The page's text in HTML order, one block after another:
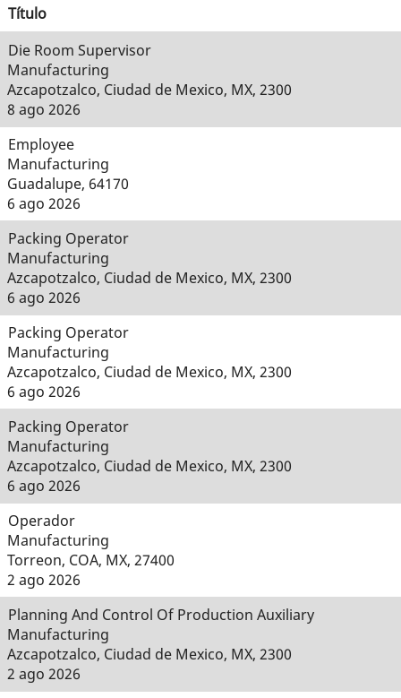
Título
Die Room Supervisor
Manufacturing
Azcapotzalco, Ciudad de Mexico, MX, 2300
8 ago 2026
Employee
Manufacturing
Guadalupe, 64170
6 ago 2026
Packing Operator
Manufacturing
Azcapotzalco, Ciudad de Mexico, MX, 2300
6 ago 2026
Packing Operator
Manufacturing
Azcapotzalco, Ciudad de Mexico, MX, 2300
6 ago 2026
Packing Operator
Manufacturing
Azcapotzalco, Ciudad de Mexico, MX, 2300
6 ago 2026
Operador
Manufacturing
Torreon, COA, MX, 27400
2 ago 2026
Planning And Control Of Production Auxiliary
Manufacturing
Azcapotzalco, Ciudad de Mexico, MX, 2300
2 ago 2026